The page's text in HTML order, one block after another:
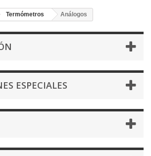
Termómetros Análogos
ESPECIALES